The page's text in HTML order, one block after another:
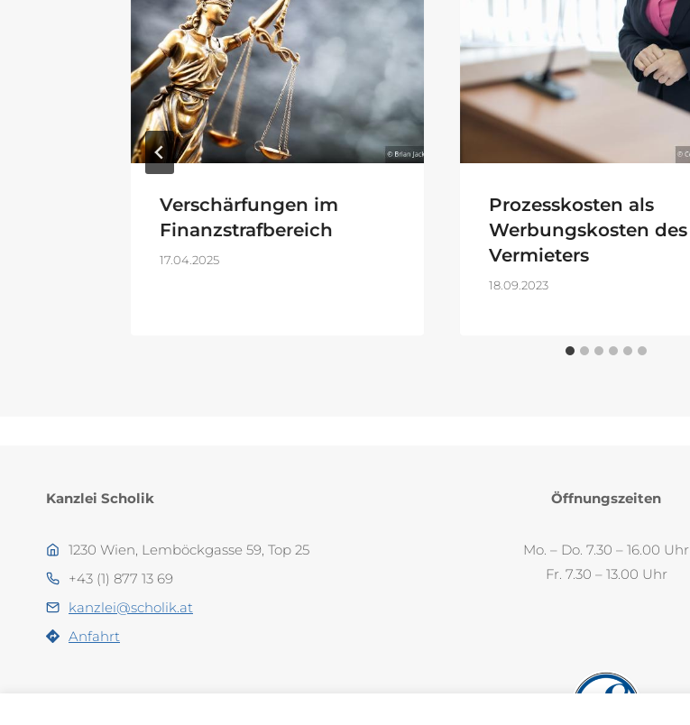
Verschärfungen im
Finanzstrafbereich
17.04.2025
Prozesskosten als
Werbungskosten des
Vermieters
18.09.2023
Kanzlei Scholik
1230 Wien, Lemböckgasse 59, Top 25
+43 (1) 877 13 69
kanzlei@scholik.at
Anfahrt
Öffnungszeiten
Mo. – Do. 7.30 – 16.00 Uhr
Fr. 7.30 – 13.00 Uhr